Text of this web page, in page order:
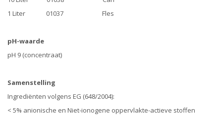
1 Liter 01037 Fles
pH-waarde
pH 9 (concentraat)
Samenstelling
Ingrediënten volgens EG (648/2004):
< 5% anionische en Niet-ionogene oppervlakte-actieve stoffen